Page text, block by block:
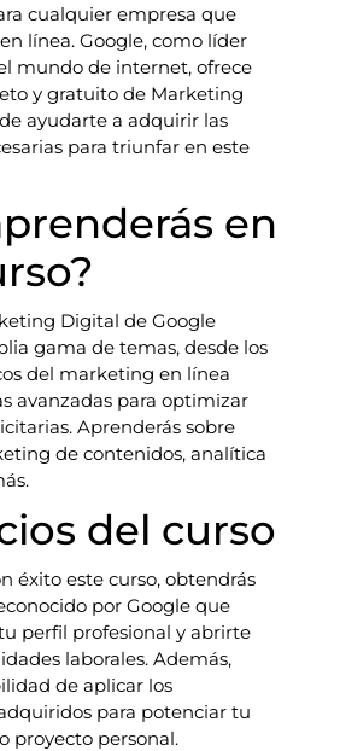
cualquier empresa que
línea. Google, como líder
mundo de internet, ofrece
y gratuito de Marketing
ayudarte a adquirir las
para triunfar en este
en
Digital de Google
gama de temas, desde los
del marketing en línea
avanzadas para optimizar
Aprenderás sobre
de contenidos, analítica
del curso
éxito este curso, obtendrás
por Google que
perfil profesional y abrirte
laborales. Además,
de aplicar los
para potenciar tu
proyecto personal.